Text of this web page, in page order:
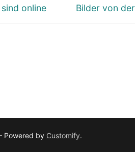
sind online
Nächster
Bilder von
Powered by Customify.